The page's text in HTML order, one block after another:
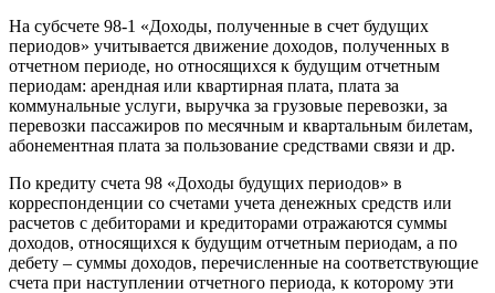
На субсчете 98-1 «Доходы, полученные в счет будущих
периодов» учитывается движение доходов, полученных в
отчетном периоде, но относящихся к будущим отчетным
периодам: арендная или квартирная плата, плата за
коммунальные услуги, выручка за грузовые перевозки, за
перевозки пассажиров по месячным и квартальным билетам,
абонементная плата за пользование средствами связи и др.
По кредиту счета 98 «Доходы будущих периодов» в
корреспонденции со счетами учета денежных средств или
расчетов с дебиторами и кредиторами отражаются суммы
доходов, относящихся к будущим отчетным периодам, а по
дебету – суммы доходов, перечисленные на соответствующие
счета при наступлении отчетного периода, к которому эти